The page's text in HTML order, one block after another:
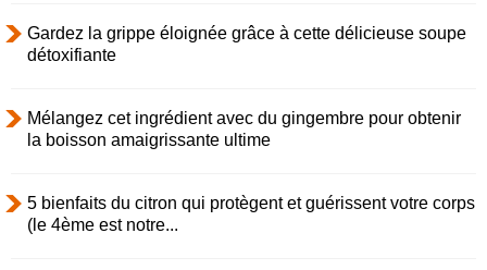
Gardez la grippe éloignée grâce à cette délicieuse soupe
détoxifiante
Mélangez cet ingrédient avec du gingembre pour obtenir
la boisson amaigrissante ultime
5 bienfaits du citron qui protègent et guérissent votre corps
(le 4ème est notre...